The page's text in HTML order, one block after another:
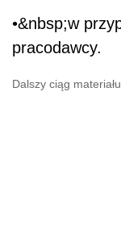
•&nbsp;w
pracodawcy.
Dalszy ciąg